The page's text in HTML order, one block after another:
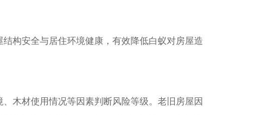
构安全与居住环境健康，有效降低白蚁对房屋造
木材使用情况等因素判断风险等级。老旧房屋因